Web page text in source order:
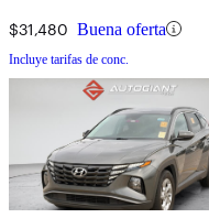
$31,480 Buena oferta
Incluye tarifas de conc.